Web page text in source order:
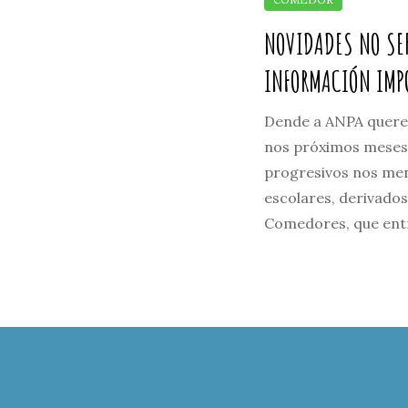
NOVIDADES NO
INFORMACIÓN
Dende a ANPA
nos próximos
progresivos nos
escolares,
Comedores, que